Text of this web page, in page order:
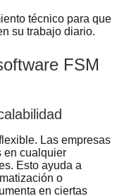
técnico para que
su trabajo diario.
FSM
Las empresas
en cualquier
Esto ayuda a
o
en ciertas